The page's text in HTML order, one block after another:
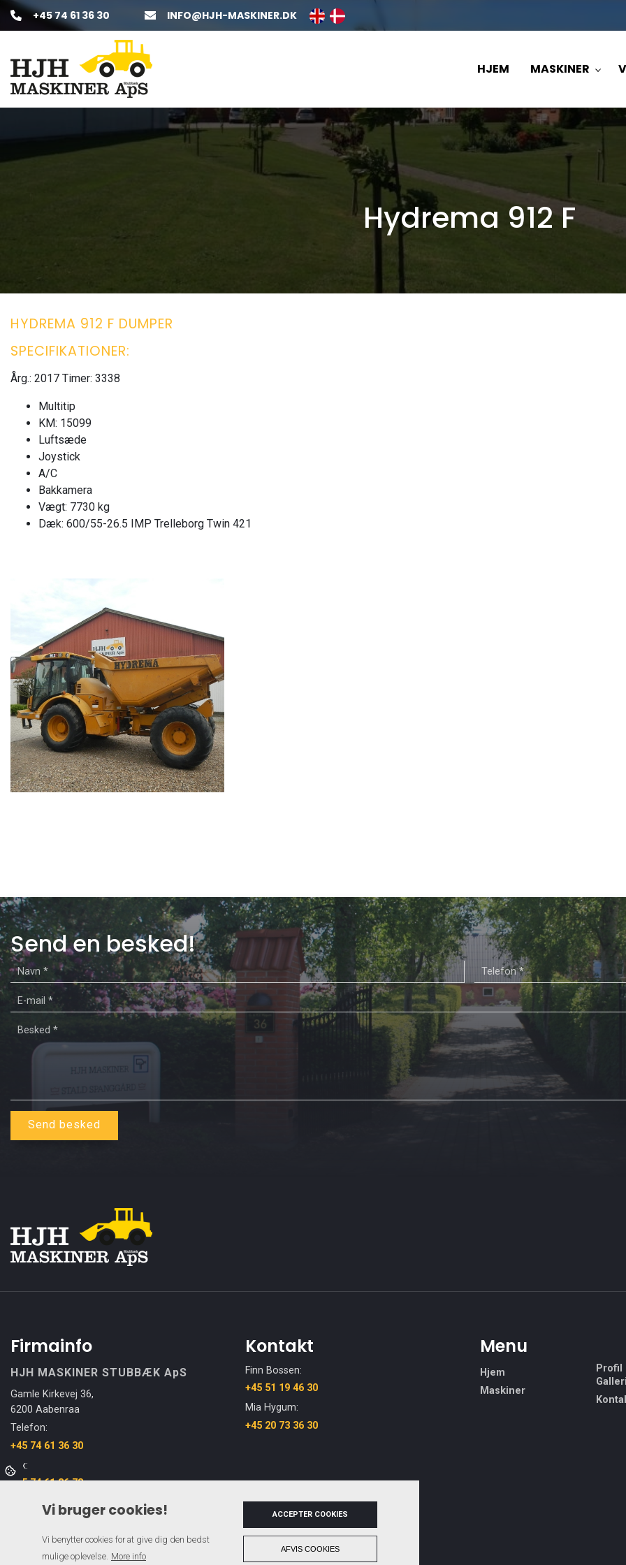
Gå
+45 74 61 36 30 INFO@HJH-MASKINER.DK
HJEM MASKINER
Hydrema 912 F
HYDREMA 912 F DUMPER
SPECIFIKATIONER:
Årg.: 2017 Timer: 3338
Multitip
KM: 15099
Luftsæde
Joystick
A/C
Bakkamera
Vægt: 7730 kg
Dæk: 600/55-26.5 IMP Trelleborg Twin 421
Send en besked!
Firmainfo
HJH MASKINER STUBBÆK ApS
Gamle Kirkevej 36,
6200 Aabenraa
Telefon:
+45 74 61 36 30
Fax:
+45 74 61 36 73
info@hjh-maskiner.dk
Kontakt
Finn Bossen:
+45 51 19 46 30
Mia Hygum:
+45 20 73 36 30
Menu
Hjem
Maskiner
Profil
Vi bruger cookies!
Vi benytter cookies for at give dig den bedst
mulige oplevelse. More info
ACCEPTER COOKIES
AFVIS COOKIES